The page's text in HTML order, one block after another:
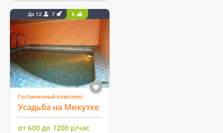
До 12 7 8
Гостиничный комплекс
Усадьба на Микутке
от 600 до 1200 р/час